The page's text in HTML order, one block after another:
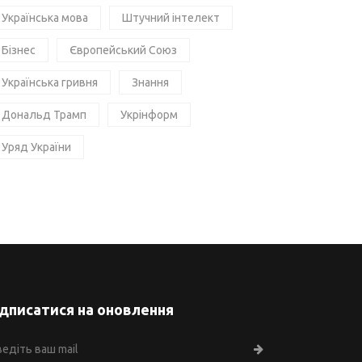
Українська мова Штучний інтелект
Бізнес Європейський Союз
Українська гривня Знання
Дональд Трамп Укрінформ
Уряд України
на оновлення